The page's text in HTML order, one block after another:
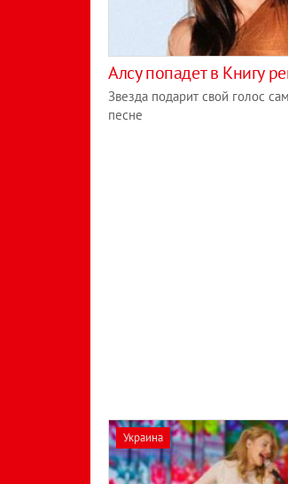
Алсу попадет в Книгу
Звезда подарит свой голос
песне
Украина